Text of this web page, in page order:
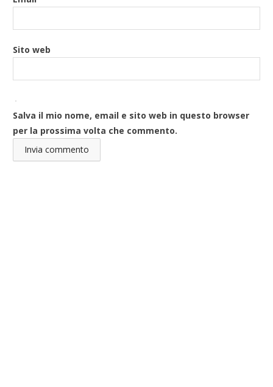
Sito web
Salva il mio nome, email e sito web in questo browser
per la prossima volta che commento.